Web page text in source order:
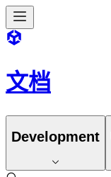
文档
Development